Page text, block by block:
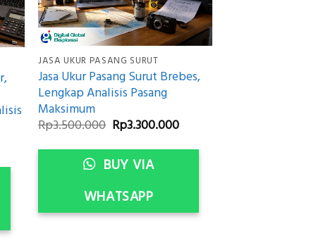
JASA UKUR PASANG SURUT
Jasa Ukur Pasang Surut Brebes,
Lengkap Analisis Pasang
Maksimum
Rp3.500.000 Original
price
was:
Rp3.500.000.
Rp3.300.000Current
is:
BUY VIA
WHATSAPP